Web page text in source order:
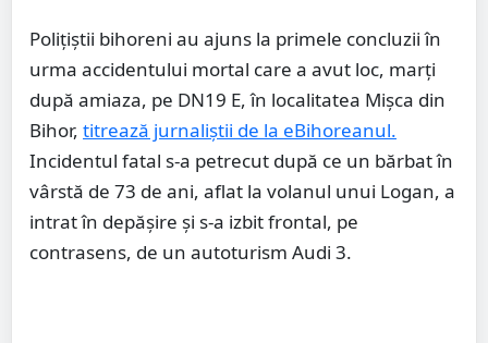
Poliţiştii bihoreni au ajuns la primele concluzii în
urma accidentului mortal care a avut loc, marţi
după amiaza, pe DN19 E, în localitatea Mişca din
Bihor, titrează jurnaliștii de la eBihoreanul.
Incidentul fatal s-a petrecut după ce un bărbat în
vârstă de 73 de ani, aflat la volanul unui Logan, a
intrat în depăşire şi s-a izbit frontal, pe
contrasens, de un autoturism Audi 3.